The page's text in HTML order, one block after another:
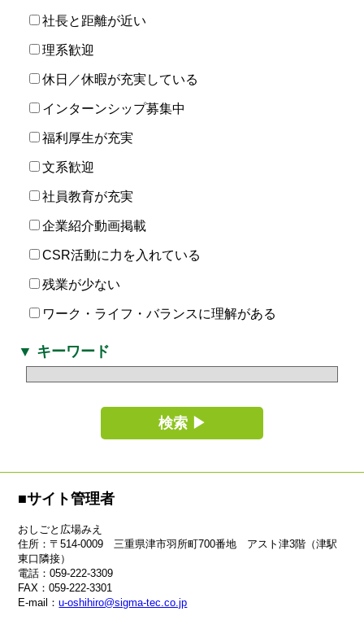
社長と距離が近い
理系歓迎
休日／休暇が充実している
インターンシップ募集中
福利厚生が充実
文系歓迎
社員教育が充実
企業紹介動画掲載
CSR活動に力を入れている
残業が少ない
ワーク・ライフ・バランスに理解がある
▼ キーワード
検索 ▶
■サイト管理者
おしごと広場みえ
住所 ：〒514-0009 三重県津市羽所町700番地 アスト津3階（津駅
東口隣接）
電話 ：059-222-3309
FAX ：059-222-3301
E-mail ：u-oshihiro@sigma-tec.co.jp